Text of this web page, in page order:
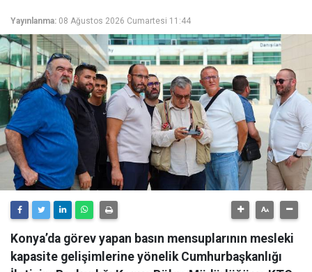
Yayınlanma: 08 Ağustos 2026 Cumartesi 11:44
Konya’da görev yapan basın mensuplarının mesleki
kapasite gelişimlerine yönelik Cumhurbaşkanlığı